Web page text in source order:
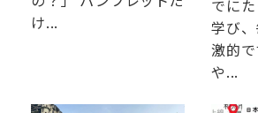
け...
でに
学び
激的
や...